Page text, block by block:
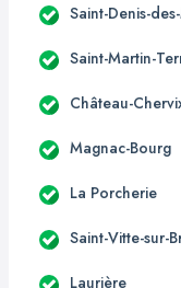
Saint-Denis-
Saint-Martin-
Château-
Magnac-Bourg
La Porcherie
Saint-Vitte-sur-
Laurière